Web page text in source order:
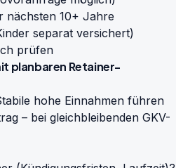
nächsten 10+ Jahre
separat versichert)
prüfen
planbaren Retainer-
hohe Einnahmen führen
– bei gleichbleibenden GKV-